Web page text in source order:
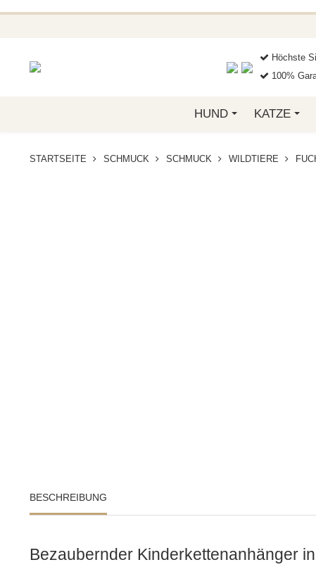
Höchste
100%
HUND KATZE
STARTSEITE SCHMUCK SCHMUCK WILDTIERE
BESCHREIBUNG
Bezaubernder Kinderkettenanhänger